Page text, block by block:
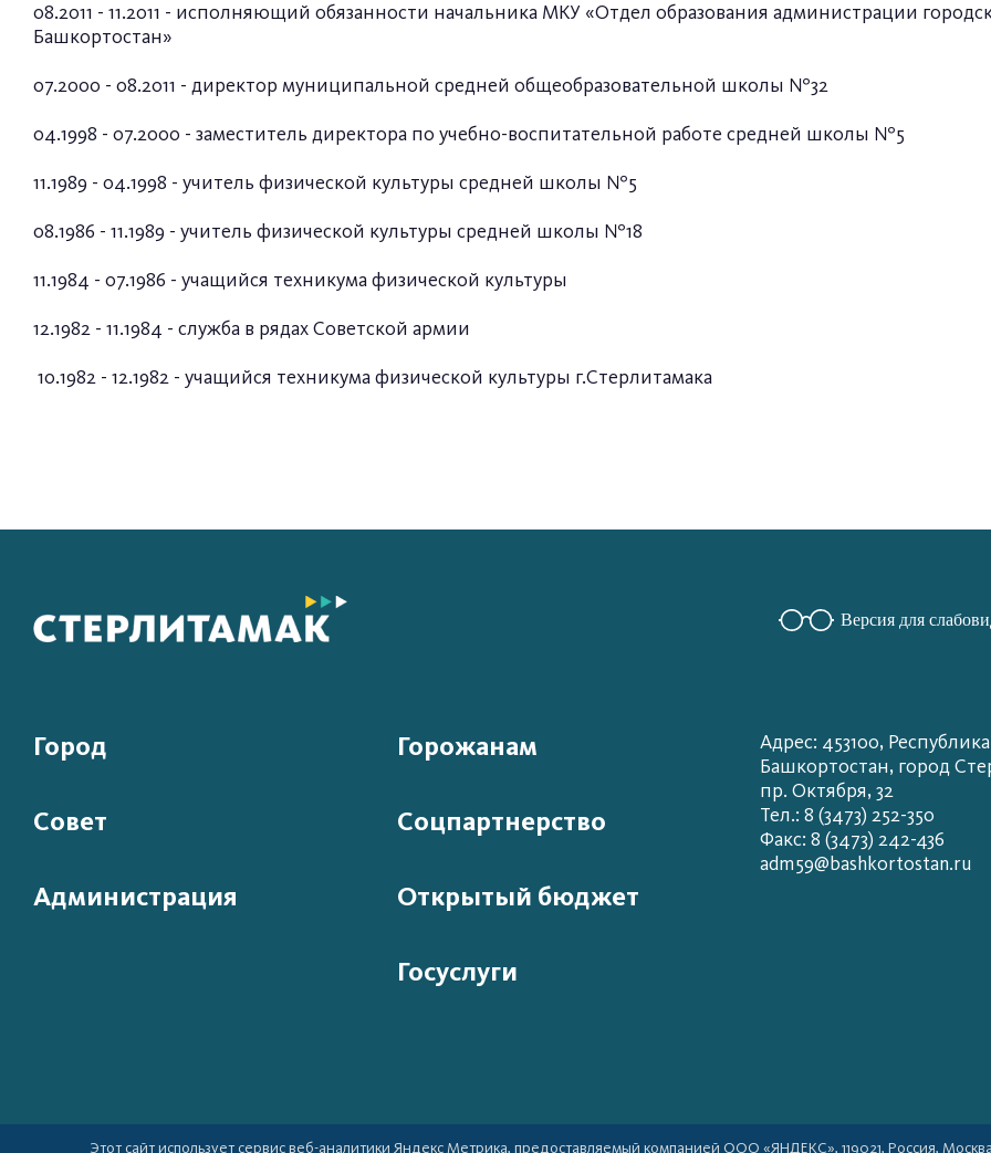
08.2011 - 11.2011 - исполняющий обязанности начальника МКУ «Отдел образования администрации
Башкортостан»
07.2000 - 08.2011 - директор муниципальной средней общеобразовательной школы №32
04.1998 - 07.2000 - заместитель директора по учебно-воспитательной работе средней школы №5
11.1989 - 04.1998 - учитель физической культуры средней школы №5
08.1986 - 11.1989 - учитель физической культуры средней школы №18
11.1984 - 07.1986 - учащийся техникума физической культуры
12.1982 - 11.1984 - служба в рядах Советской армии
10.1982 - 12.1982 - учащийся техникума физической культуры г.Стерлитамака
Версия для
Город
Совет
Администрация
Горожанам
Соцпартнерство
Открытый бюджет
Госуслуги
Адрес: 453100, Республика
Башкортостан, город
пр. Октября, 32
Тел.: 8 (3473) 252-350
Факс: 8 (3473) 242-436
adm59@bashkortostan.ru
Этот сайт использует сервис веб-аналитики Яндекс Метрика, предоставляемый компанией ООО «ЯНДЕКС», 119021, Россия,